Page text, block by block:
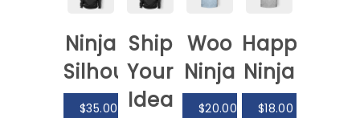
Ninja
Silhouette
$35.00
Ship
Your
Idea
Woo
Ninja
$20.00
Happy
Ninja
$18.00